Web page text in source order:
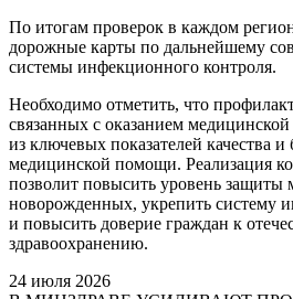
По итогам проверок в каждом
дорожные карты по дальнейшему
системы инфекционного контроля.
Необходимо отметить, что
связанных с оказанием
из ключевых показателей качества и
медицинской помощи. Реализация
позволит повысить уровень защиты
новорожденных, укрепить систему
и повысить доверие граждан к
здравоохранению.
24 июля 2026